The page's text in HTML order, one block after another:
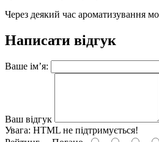
Через деякий час ароматизування
Написати відгук
Ваше ім’я:
Ваш відгук
Увага: HTML не підтримується!